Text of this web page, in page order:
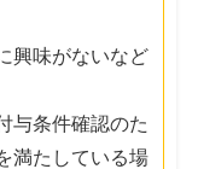
興味がないなど
与条件確認のた
満たしている場